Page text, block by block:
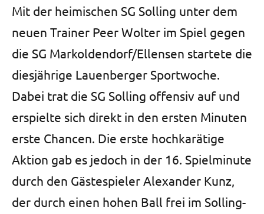
Mit der heimischen SG Solling unter dem
neuen Trainer Peer Wolter im Spiel gegen
die SG Markoldendorf/Ellensen startete die
diesjährige Lauenberger Sportwoche.
Dabei trat die SG Solling offensiv auf und
erspielte sich direkt in den ersten Minuten
erste Chancen. Die erste hochkarätige
Aktion gab es jedoch in der 16. Spielminute
durch den Gästespieler Alexander Kunz,
der durch einen hohen Ball frei im Solling-